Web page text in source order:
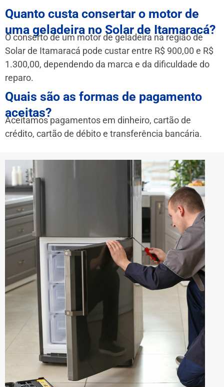
Quanto custa consertar o motor de
uma geladeira no Solar de Itamaracá?
O conserto de um motor de geladeira na região de
Solar de Itamaracá pode custar entre R$ 900,00 e R$
1.300,00, dependendo da marca e da dificuldade do
reparo.
Quais são as formas de pagamento
aceitas?
Aceitamos pagamentos em dinheiro, cartão de
crédito, cartão de débito e transferência bancária.